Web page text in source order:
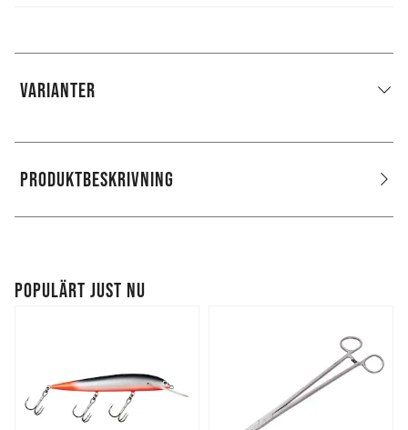
VARIANTER
PRODUKTBESKRIVNING
POPULÄRT JUST NU